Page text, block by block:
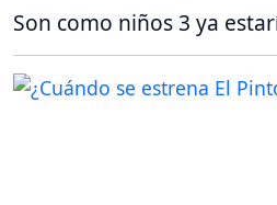
Son como niños 3 ya